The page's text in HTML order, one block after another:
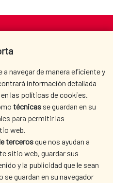
navegar de manera eficiente y
información detallada
las políticas de cookies.
técnicas se guardan en su
para permitir las
web.
tercerosque nos ayudan a
sitio web, guardar sus
y la publicidad que le sean
guardan en su navegador
DÓNDE COOPERAMOS
SALA DE PRENSA
BIBLIOTECA